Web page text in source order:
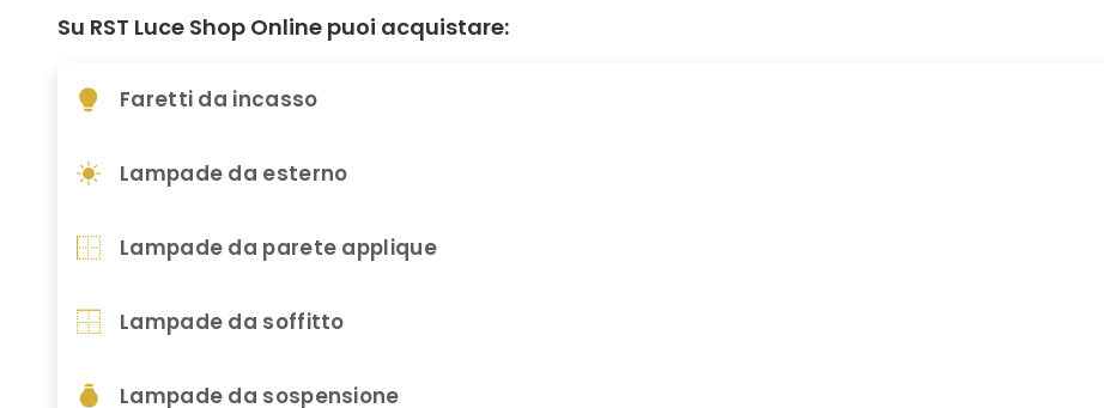
Su RST Luce Shop Online puoi acquistare:
Faretti da incasso
Lampade da esterno
Lampade da parete applique
Lampade da soffitto
Lampade da sospensione